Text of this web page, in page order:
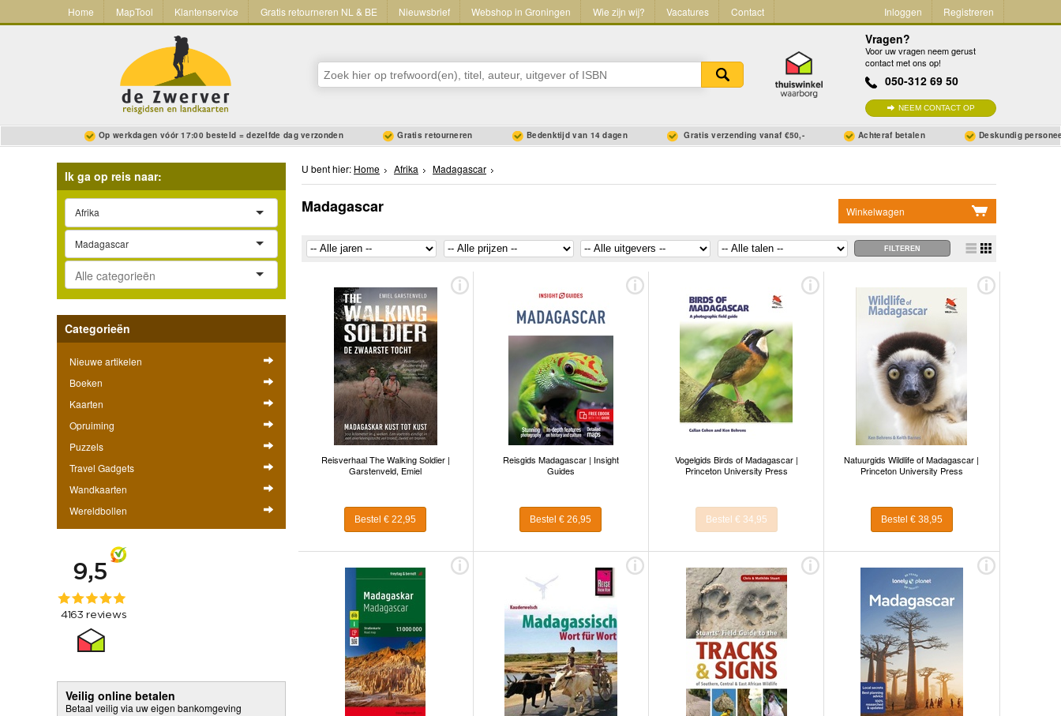
Home MapTool Klantenservice Gratis retourneren NL & BE Nieuwsbrief Webshop in Groningen Wie zijn wij? Vacatures Contact Inloggen Registreren
Vragen?
Voor uw vragen neem gerust
contact met ons op!
050-312 69 50
NEEM CONTACT OP
Op werkdagen vóór 17:00 besteld = dezelfde dag verzonden Gratis retourneren Bedenktijd van 14 dagen Gratis verzending vanaf €50,- Achteraf betalen Deskundig
Ik ga op reis naar:
Afrika
Madagascar
Categorieën
Nieuwe artikelen
Boeken
Kaarten
Opruiming
Puzzels
Travel Gadgets
Wandkaarten
Wereldbollen
Veilig online betalen
Betaal veilig via uw eigen bankomgeving
U bent hier: Home Afrika Madagascar
Winkelwagen
Ga naar winkelwagen
Madagascar
Reisverhaal The Walking Soldier |
Garstenveld, Emiel
Bestel € 22,95
Reisgids Madagascar | Insight
Guides
Bestel € 26,95
Vogelgids Birds of Madagascar |
Princeton University Press
Bestel € 34,95
Natuurgids Wildlife of Madagascar |
Princeton University Press
Bestel € 38,95